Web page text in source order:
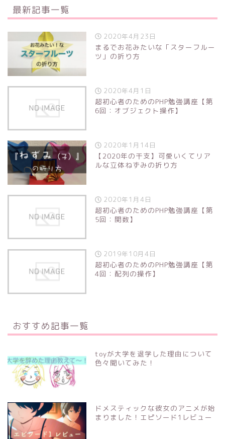
最新記事一覧
2020年4月23日
まるでお花みたいな「スターフルー
ツ」の折り方
2020年4月1日
超初心者のためのPHP勉強講座【第
6回：オブジェクト操作】
2020年1月14日
【2020年の干支】可愛いくてリア
ルな立体ねずみの折り方
2020年1月4日
超初心者のためのPHP勉強講座【第
5回：関数】
2019年10月4日
超初心者のためのPHP勉強講座【第
4回：配列の操作】
おすすめ記事一覧
toyが大学を退学した理由について
色々聞いてみた！
ドメスティックな彼女のアニメが始
まりました！エピソード1レビュー